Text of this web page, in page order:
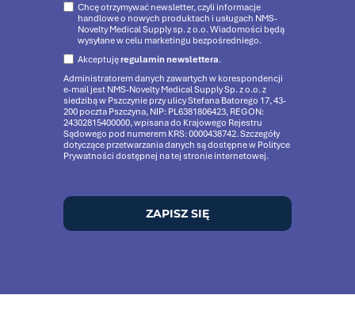
Chcę otrzymywać newsletter, czyli informacje
handlowe o nowych produktach i usługach NMS-
Novelty Medical Supply sp. z o.o. Wiadomości będą
wysyłane w celu marketingu bezpośredniego.
Akceptujęregulamin newslettera.
Administratorem danych zawartych w korespondencji
e-mail jest NMS-Novelty Medical Supply Sp. z o.o. z
siedzibą w Pszczynie przy ulicy Stefana Batorego 17, 43-
200 poczta Pszczyna, NIP: PL6381806423, REGON:
24302815400000, wpisana do Krajowego Rejestru
Sądowego pod numerem KRS: 0000438742. Szczegóły
dotyczące przetwarzania danych są dostępne w Polityce
Prywatności dostępnej na tej stronie internetowej.
ZAPISZ SIĘ